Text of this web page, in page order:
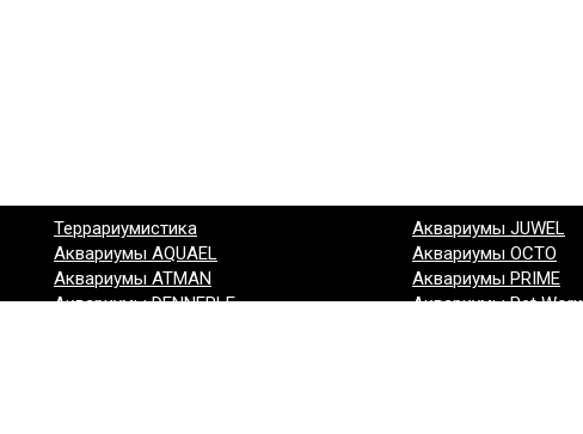
Террариумистика
Аквариумы AQUAEL
Аквариумы ATMAN
Аквариумы DENNERLE
Аквариумы JUWEL
Аквариумы OCTO
Аквариумы PRIME
Аквариумы Pet Worx